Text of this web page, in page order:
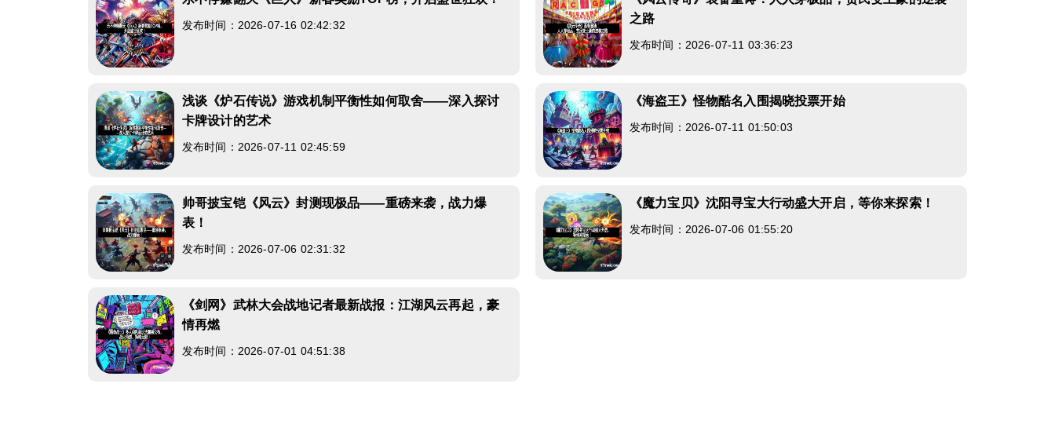
发布时间：2026-07-16 02:42:32
之路
发布时间：2026-07-11 03:36:23
浅谈《炉石传说》游戏机制平衡性如何取舍——深入探讨
卡牌设计的艺术
发布时间：2026-07-11 02:45:59
《海盗王》怪物酷名入围揭晓投票开始
发布时间：2026-07-11 01:50:03
帅哥披宝铠《风云》封测现极品——重磅来袭，战力爆
表！
发布时间：2026-07-06 02:31:32
《魔力宝贝》沈阳寻宝大行动盛大开启，等你来探索！
发布时间：2026-07-06 01:55:20
《剑网》武林大会战地记者最新战报：江湖风云再起，豪
情再燃
发布时间：2026-07-01 04:51:38